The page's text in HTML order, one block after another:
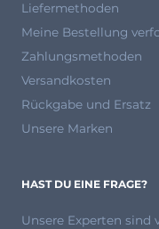
Liefermethoden
Meine Bestellung
Zahlungsmethoden
Versandkosten
Rückgabe und Ersatz
Unsere Marken
HAST DU EINE FRAGE?
Unsere Experten sind